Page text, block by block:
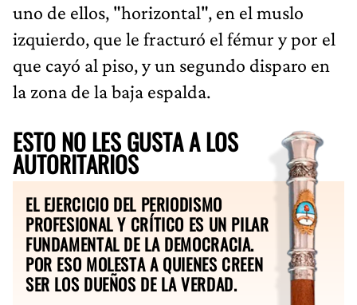
uno de ellos, "horizontal", en el muslo
izquierdo, que le fracturó el fémur y por el
que cayó al piso, y un segundo disparo en
la zona de la baja espalda.
ESTO NO LES GUSTA A LOS
AUTORITARIOS
EL EJERCICIO DEL PERIODISMO
PROFESIONAL Y CRÍTICO ES UN PILAR
FUNDAMENTAL DE LA DEMOCRACIA.
POR ESO MOLESTA A QUIENES CREEN
SER LOS DUEÑOS DE LA VERDAD.